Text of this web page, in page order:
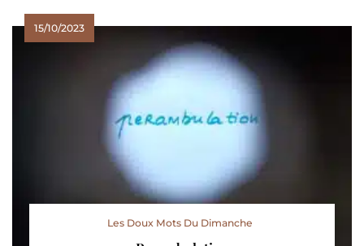
15/10/2023
Les Doux Mots Du Dimanche